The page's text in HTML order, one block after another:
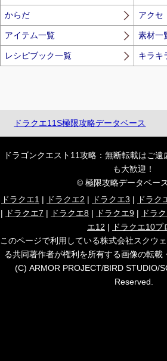
からだ アクセ
アイテム一覧 素材一
レシピブック一覧 キラキ
ドラクエ11S極限攻略データベース
ドラゴンクエスト11攻略：無断転載はご
も大歓迎！
© 極限攻略データベー
ドラクエ1 | ドラクエ2 | ドラクエ3 | ドラク
|
ドラクエ7 | ドラクエ8 | ドラクエ9 | ドラ
エ12 |
ドラクエ10ブ
このページで利用している株式会社スクウ
る共同著作者が権利を所有する画像の転載
(C) ARMOR PROJECT/BIRD STUDIO/
Reserved.